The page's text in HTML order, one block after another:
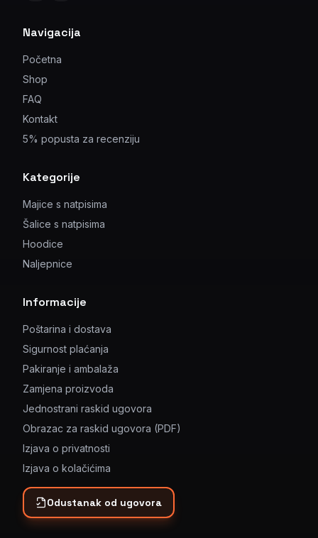
Navigacija
Početna
Shop
FAQ
Kontakt
5% popusta za recenziju
Kategorije
Majice s natpisima
Šalice s natpisima
Hoodice
Naljepnice
Informacije
Poštarina i dostava
Sigurnost plaćanja
Pakiranje i ambalaža
Zamjena proizvoda
Jednostrani raskid ugovora
Obrazac za raskid ugovora (PDF)
Izjava o privatnosti
Izjava o kolačićima
Odustanak od ugovora